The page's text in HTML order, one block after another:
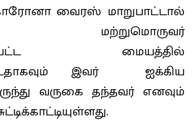
வைரஸ் மாறுபாட்டால்
மற்றுமொருவர்
மையத்தில்
இவர் ஐக்கிய
வருகை தந்தவர் எனவும்